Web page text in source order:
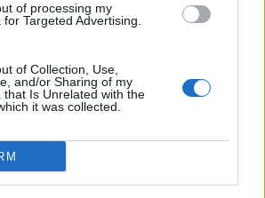
of processing my
Targeted Advertising.
of Collection, Use,
and/or Sharing of my
that Is Unrelated with the
it was collected.
κερδών
σε
Χρηματοοικονομικός
σύμβουλος της ΔΕΗ για την
δολάρια στην KG Mobility
από
Ατρόμητος και Novibet